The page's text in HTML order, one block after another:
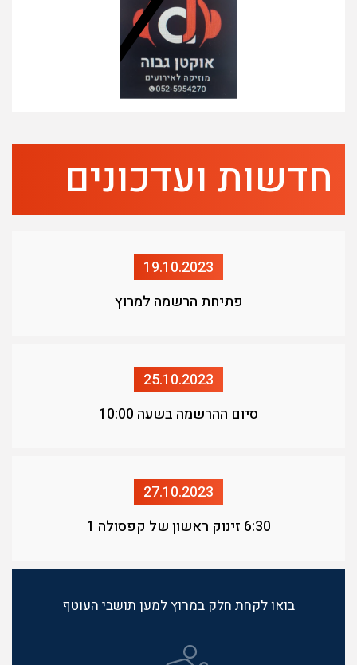
חדשות ועדכונים
19.10.2023
פתיחת הרשמה למרוץ
25.10.2023
סיום ההרשמה בשעה 10:00
27.10.2023
6:30 זינוק ראשון של קפסולה 1
בואו לקחת חלק במרוץ למען תושבי העוטף